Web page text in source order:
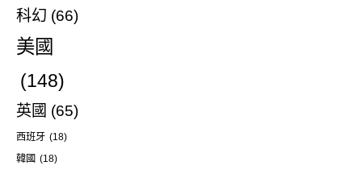
科幻 (66)
美國
(148)
英國 (65)
西班牙 (18)
韓國 (18)